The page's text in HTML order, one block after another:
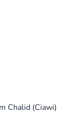
Chalid (Ciawi)